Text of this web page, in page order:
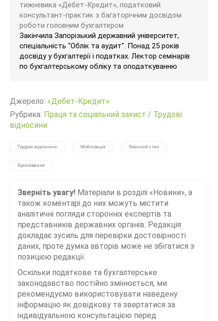
тижневика «Дебет-Кредит», податковий
консультант-практик з багаторічним досвідом
роботи головним бухгалтером
Закінчила Запорізький державний університет,
спеціальність "Облік та аудит". Понад 25 років
досвіду у бухгалтерії і податках. Лектор семінарів
по бухгалтерському обліку та оподаткуванню
Джерело: «Дебет-Кредит»
Рубрика: Праця та соціальний захист / Трудові
відносини
Трудові відносини Мобілізація Воєнний стан
Бронювання
Зверніть увагу! Матеріали в розділі «Новини», а
також коментарі до них можуть містити
аналітичні погляди сторонніх експертів та
представників державних органів. Редакція
докладає зусиль для перевірки достовірності
даних, проте думка авторів може не збігатися з
позицією редакції.
Оскільки податкове та бухгалтерське
законодавство постійно змінюється, ми
рекомендуємо використовувати наведену
інформацію як довідкову та звертатися за
індивідуальною консультацією перед